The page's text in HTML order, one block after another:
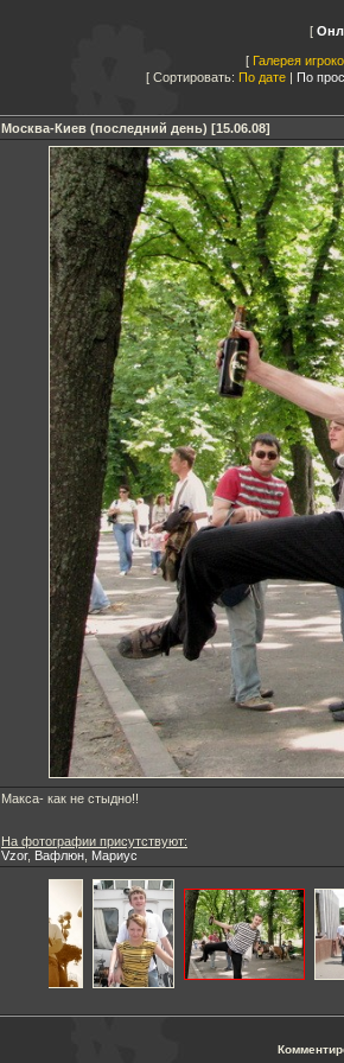
Галерея
Сортировать: По дате | По
Москва-Киев (последний день) [15.06.08]
Макса- как не стыдно!!
На фотографии присутствуют:
Vzor, Вафлюн Мариус